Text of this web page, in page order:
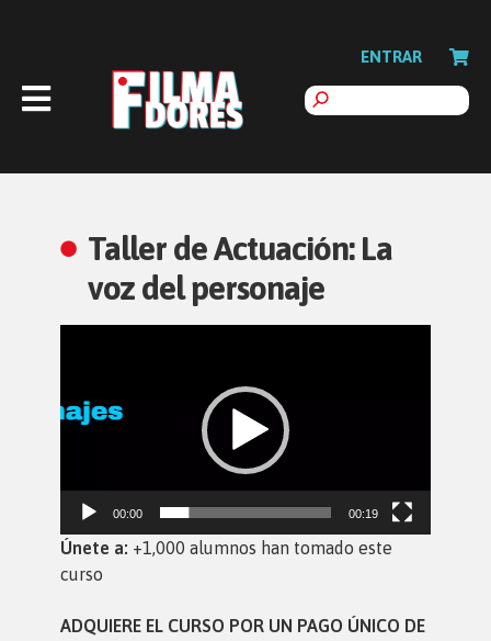
ENTRAR
Taller de Actuación: La
voz del personaje
00:00 00:19
Únete a: +1,000 alumnos han tomado este
curso
ADQUIERE EL CURSO POR UN PAGO ÚNICO DE